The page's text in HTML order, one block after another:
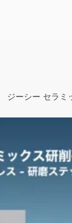
ジーシー セラミ